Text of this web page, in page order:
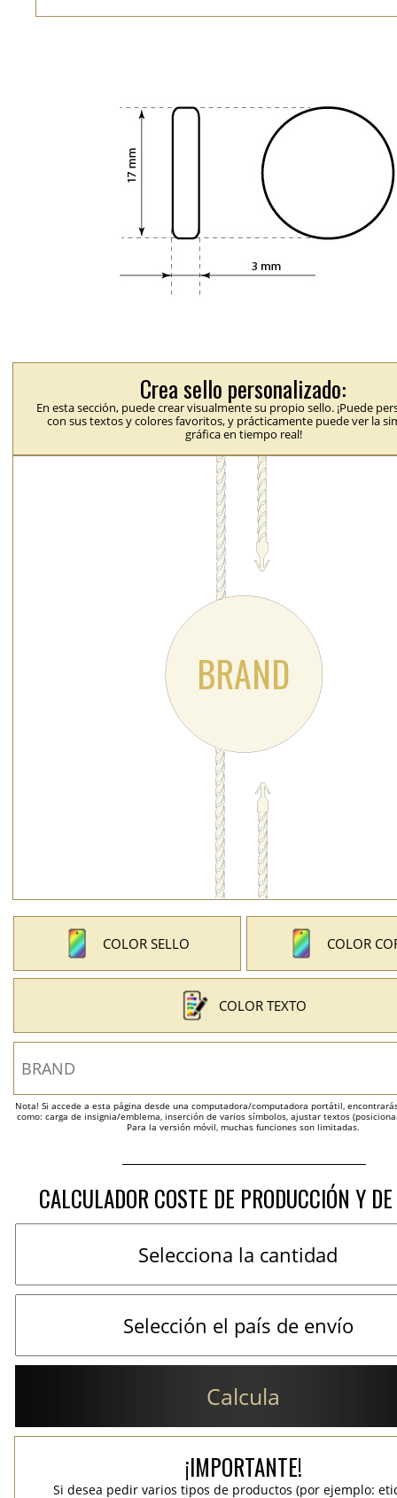
Crea sello personalizado:
En esta sección, puede crear visualmente su propio sello. ¡Puede
con sus textos y colores favoritos, y prácticamente puede ver la
gráfica en tiempo real!
COLOR SELLO COLOR
COLOR TEXTO
Nota! Si accede a esta página desde una computadora/computadora portátil,
como: carga de insignia/emblema, inserción de varios símbolos, ajustar textos
Para la versión móvil, muchas funciones son limitadas.
CALCULADOR COSTE DE PRODUCCIÓN Y
Calcula
¡IMPORTANTE!
Si desea pedir varios tipos de productos (por ejemplo: